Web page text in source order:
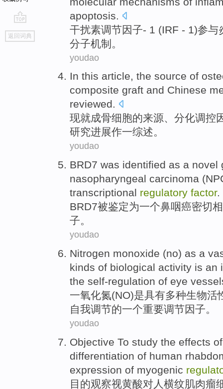
go
top
返回词典
apoptosis
干扰素调节因子- 1 (IRF - 1)参与
分子机制 。
youdao
In this article, the source of
composite graft and Chinese
reviewed.
现就成骨细胞的来源、分化调控
研究进展作一综述。
youdao
BRD7 was identified as a novel
nasopharyngeal carcinoma
transcriptional regulatory factor.
BRD7被鉴定为一个鼻咽癌密切
子。
youdao
Nitrogen monoxide (no) as a
kinds of biological activity is an
the self-regulation of eye
一氧化氮(NO)是具有多种生物活
自我调节的一个重要调节因子。
youdao
Objective To study the effects
differentiation of human
expression of myogenic
目的观察视黄酸对人 横纹肌肉瘤